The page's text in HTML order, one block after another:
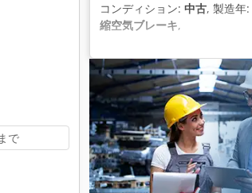
コンディション: 中古, 製造年:
縮空気ブレーキ,